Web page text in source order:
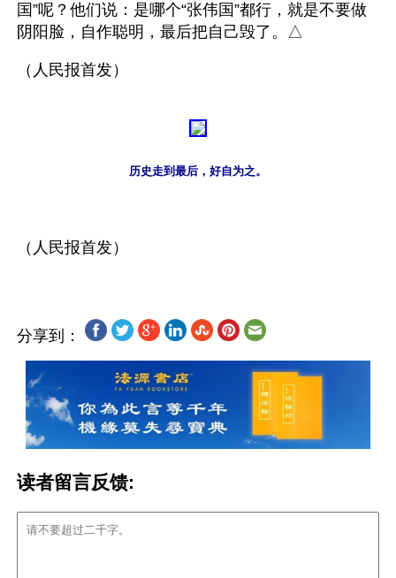
国”呢？他们说：是哪个“张伟国”都行，就是不要做
阴阳脸，自作聪明，最后把自己毁了。△
（人民报首发）
历史走到最后，好自为之。
分享到：
读者留言反馈: